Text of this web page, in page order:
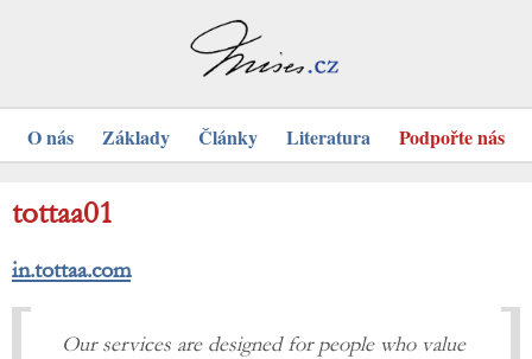
O nás Základy Články Literatura Podpořte nás
tottaa01
in.tottaa.com
Our services are designed for people who value